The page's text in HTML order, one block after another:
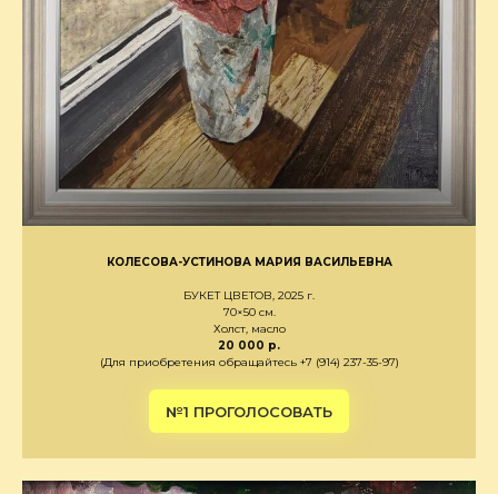
КОЛЕСОВА-УСТИНОВА МАРИЯ ВАСИЛЬЕВНА
БУКЕТ ЦВЕТОВ, 2025 г.
70×50 см.
Холст, масло
20 000 р.
(Для приобретения обращайтесь +7 (914) 237-35-97)
№1 ПРОГОЛОСОВАТЬ